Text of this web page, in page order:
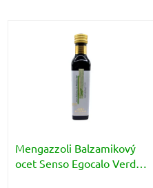
Mengazzoli Balzamikový
ocet Senso Egocalo Verde